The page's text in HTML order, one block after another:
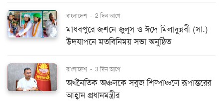
বাংলাদেশ - 2 দিন আগে
মাধবপুরে জশনে জুলুস ও ঈদে মিলাদুন্নবী (সা.)
উদযাপনে মতবিনিময় সভা অনুষ্ঠিত
বাংলাদেশ - 3 দিন আগে
অর্থনৈতিক অঞ্চলকে সবুজ শিল্পাঞ্চলে রূপান্তরের
আহ্বান প্রধানমন্ত্রীর